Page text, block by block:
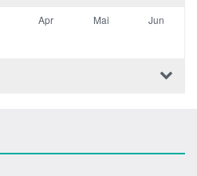
Apr Mai
Jun